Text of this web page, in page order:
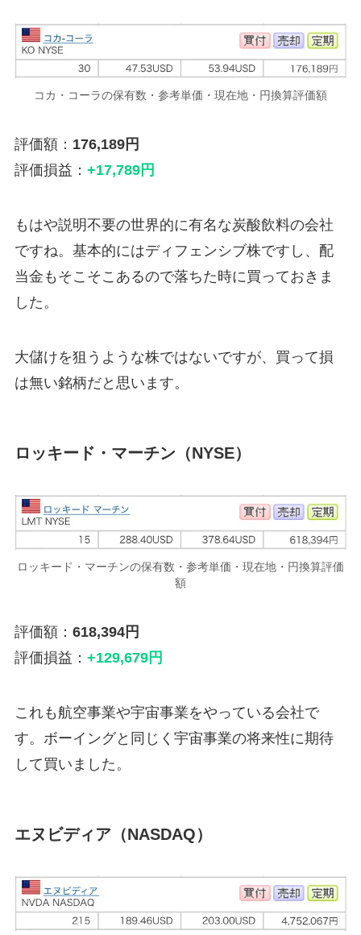
コカ・コーラの保有数・参考単価・現在地・円換算評価額
評価額： 176,189円
評価損益： +17,789円
もはや説明不要の世界的に有名な炭酸飲料の会社
ですね。基本的にはディフェンシブ株ですし、配
当金もそこそこあるので落ちた時に買っておきま
した。
大儲けを狙うような株ではないですが、買って損
は無い銘柄だと思います。
ロッキード・マーチン（NYSE）
ロッキード・マーチンの保有数・参考単価・現在地・円換算評価
額
評価額： 618,394円
評価損益： +129,679円
これも航空事業や宇宙事業をやっている会社で
す。ボーイングと同じく宇宙事業の将来性に期待
して買いました。
エヌビディア（NASDAQ）